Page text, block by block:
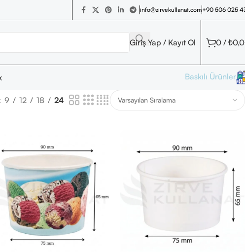
info@zirvekullanat.com+90 506 025
Giriş Yap / Kayıt Ol 0 / ₺
Baskılı Ürünler
9 12 18 24